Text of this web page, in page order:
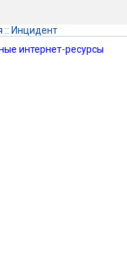
:: Инцидент
интернет-ресурсы